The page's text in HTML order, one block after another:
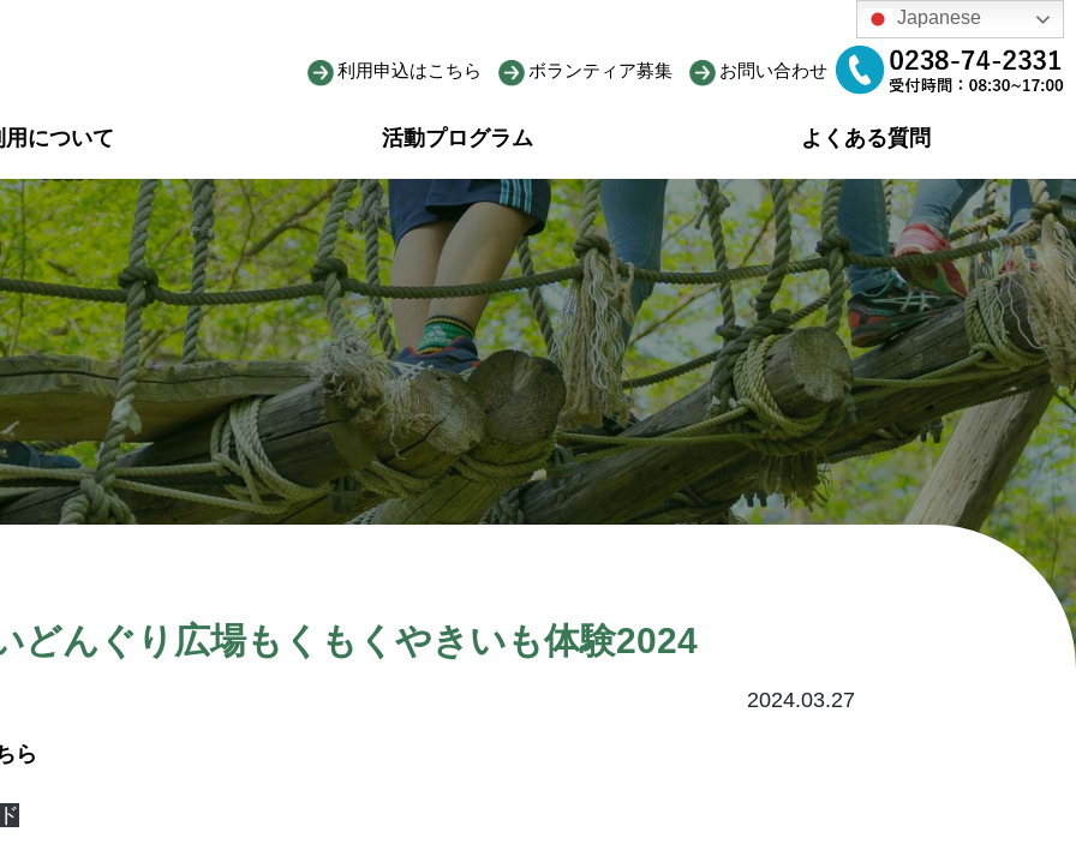
利用申込はこちら ボランティア募集 お問い合わせ
Japanese
用について 活動プログラム よくある質問
どんぐり広場もくもくやきいも体験2024
2024.03.27
ら